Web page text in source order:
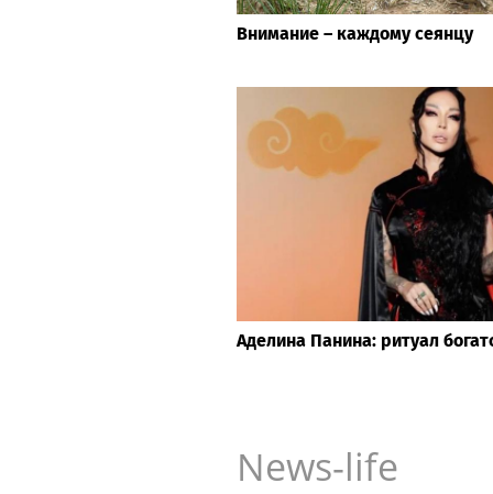
Внимание – каждому сеянцу
Аделина Панина: ритуал
News-life